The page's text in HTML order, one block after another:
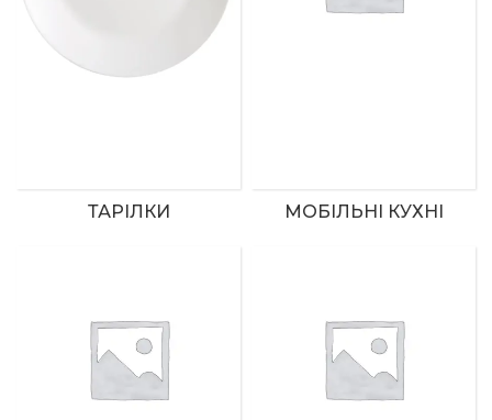
ТАРІЛКИ МОБІЛЬНІ КУХНІ